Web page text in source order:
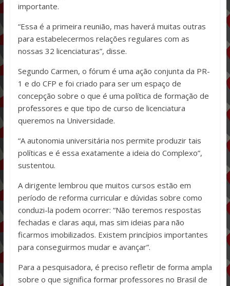
importante.
“Essa é a primeira reunião, mas haverá muitas outras
para estabelecermos relações regulares com as
nossas 32 licenciaturas”, disse.
Segundo Carmen, o fórum é uma ação conjunta da PR-
1 e do CFP e foi criado para ser um espaço de
concepção sobre o que é uma política de formação de
professores e que tipo de curso de licenciatura
queremos na Universidade.
“A autonomia universitária nos permite produzir tais
políticas e é essa exatamente a ideia do Complexo”,
sustentou.
A dirigente lembrou que muitos cursos estão em
período de reforma curricular e dúvidas sobre como
conduzi-la podem ocorrer: “Não teremos respostas
fechadas e claras aqui, mas sim ideias para não
ficarmos imobilizados. Existem princípios importantes
para conseguirmos mudar e avançar”.
Para a pesquisadora, é preciso refletir de forma ampla
sobre o que significa formar professores no Brasil de